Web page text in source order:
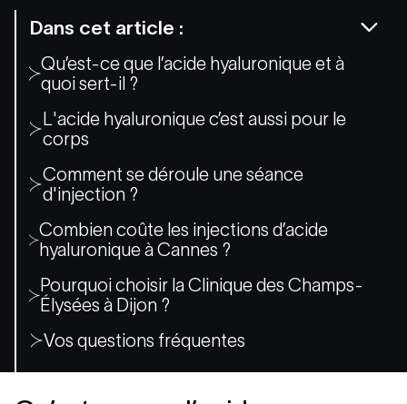
Dans cet article :
Qu’est-ce que l’acide hyaluronique et à
quoi sert-il ?
L'acide hyaluronique c’est aussi pour le
corps
Comment se déroule une séance
d'injection ?
Combien coûte les injections d’acide
hyaluronique à Cannes ?
Pourquoi choisir la Clinique des Champs-
Élysées à Dijon ?
Vos questions fréquentes